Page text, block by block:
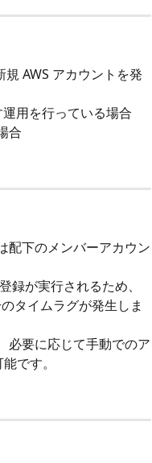
AWS アカウントを発
用を行っている場合
合
配下のメンバーアカウン
録が実行されるため、
タイムラグが発生しま
必要に応じて手動でのア
です。